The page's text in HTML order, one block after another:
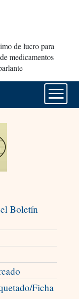
de lucro para
medicamentos
Boletín
Ficha